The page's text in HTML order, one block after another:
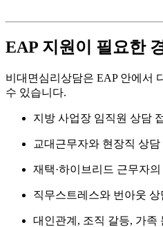
EAP 지원이 필요한
비대면심리상담은 EAP 안에서
수 있습니다.
지방 사업장 임직원 상담
교대근무자와 현장직 상담
재택·하이브리드 근무자
직무스트레스와 번아웃 상
대인관계, 조직 갈등, 가족